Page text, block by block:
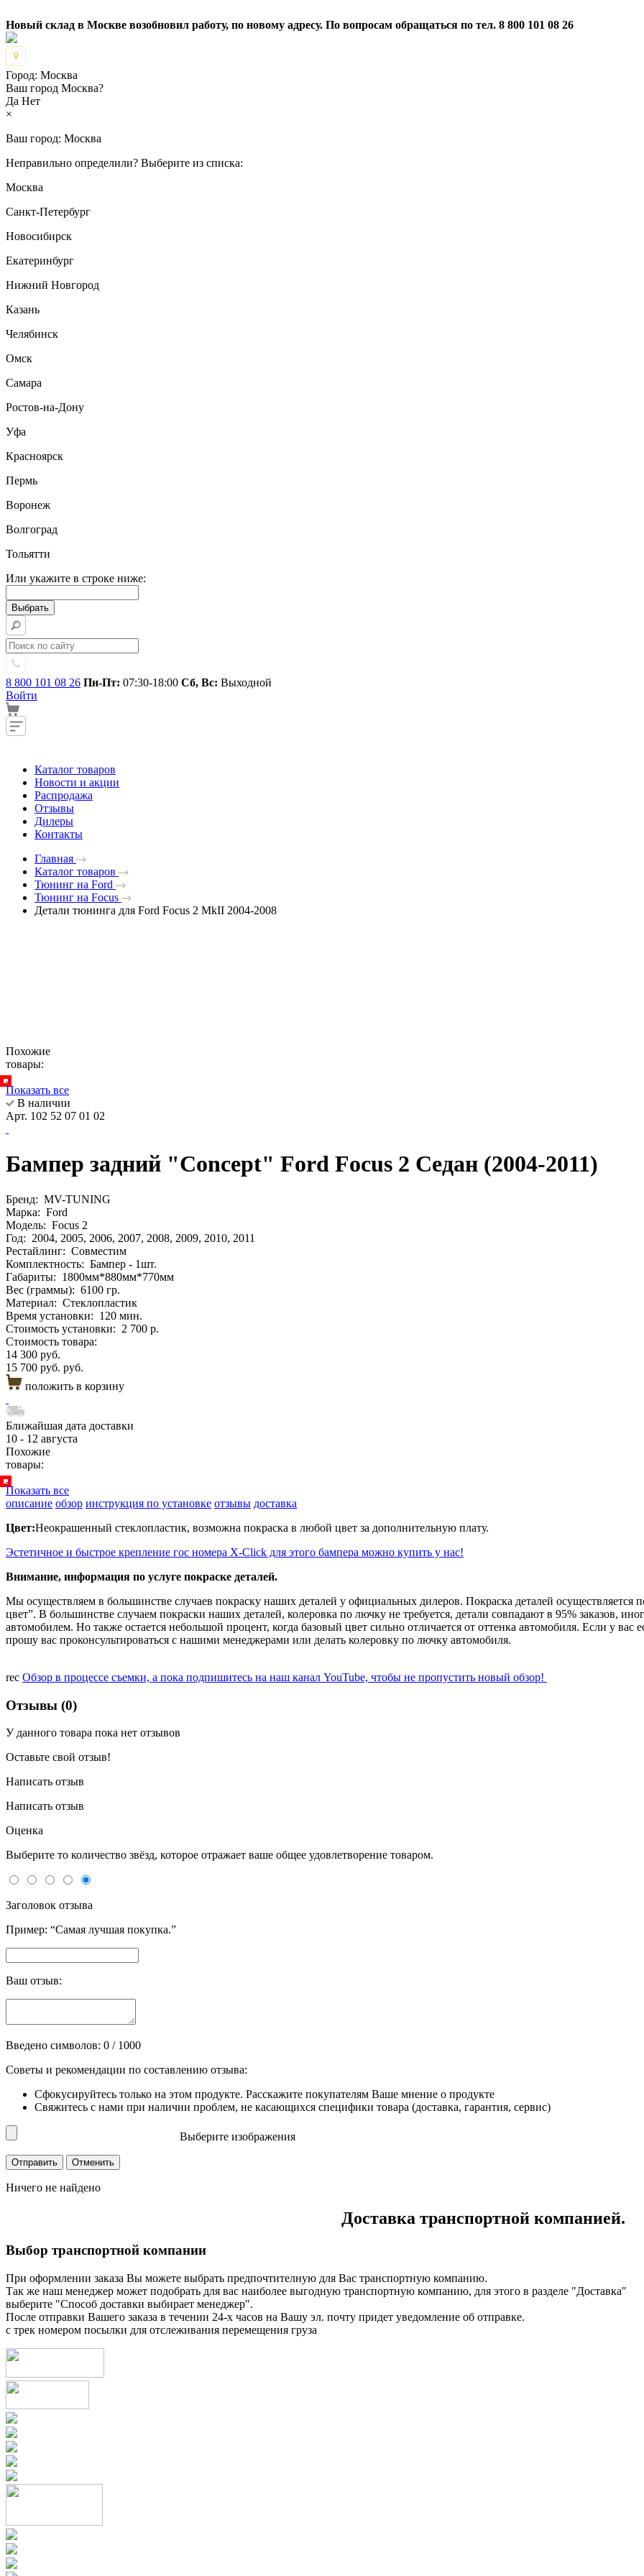
Новый склад в Москве возобновил работу, по новому адресу. По вопросам обращаться по тел. 8 800 101 08 26
Город: Москва
Ваш город Москва?
Да Нет
×
Ваш город: Москва
Неправильно определили? Выберите из списка:
Москва
Санкт-Петербург
Новосибирск
Екатеринбург
Нижний Новгород
Казань
Челябинск
Омск
Самара
Ростов-на-Дону
Уфа
Красноярск
Пермь
Воронеж
Волгоград
Тольятти
Или укажите в строке ниже:
8 800 101 08 26 Пн-Пт: 07:30-18:00 Сб, Вс: Выходной
Войти
Каталог товаров
Новости и акции
Распродажа
Отзывы
Дилеры
Контакты
Главная
Каталог товаров
Тюнинг на Ford
Тюнинг на Focus
Детали тюнинга для Ford Focus 2 MkII 2004-2008
Похожие
товары:
Показать все
В наличии
Арт. 102 52 07 01 02
Бампер задний "Concept" Ford Focus 2 Седан (2004-2011)
Бренд: MV-TUNING
Марка: Ford
Модель: Focus 2
Год: 2004, 2005, 2006, 2007, 2008, 2009, 2010, 2011
Рестайлинг: Совместим
Комплектность: Бампер - 1шт.
Габариты: 1800мм*880мм*770мм
Вес (граммы): 6100 гр.
Материал: Стеклопластик
Время установки: 120 мин.
Стоимость установки: 2 700 р.
Стоимость товара:
14 300 руб.
15 700 руб. руб.
положить в корзину
Ближайшая дата доставки
10 - 12 августа
Похожие
товары:
Показать все
описание обзор инструкция по установке отзывы доставка
Цвет:Неокрашенный стеклопластик, возможна покраска в любой цвет за дополнительную плату.
Эстетичное и быстрое крепление гос номера X-Click для этого бампера можно купить у нас!
Внимание, информация по услуге покраске деталей.
Мы осуществляем в большинстве случаев покраску наших деталей у официальных дилеров. Покраска деталей осуществляется
цвет”. В большинстве случаем покраски наших деталей, колеровка по лючку не требуется, детали совпадают в 95% заказов,
автомобилем. Но также остается небольшой процент, когда базовый цвет сильно отличается от оттенка автомобиля. Если у
прошу вас проконсультироваться с нашими менеджерами или делать колеровку по лючку автомобиля.
rec Обзор в процессе съемки, а пока подпишитесь на наш канал YouTube, чтобы не пропустить новый обзор!
Отзывы (0)
У данного товара пока нет отзывов
Оставьте свой отзыв!
Написать отзыв
Написать отзыв
Оценка
Выберите то количество звёзд, которое отражает ваше общее удовлетворение товаром.
Заголовок отзыва
Пример: “Самая лучшая покупка.”
Ваш отзыв:
Введено символов: 0 / 1000
Советы и рекомендации по составлению отзыва:
Сфокусируйтесь только на этом продукте. Расскажите покупателям Ваше мнение о продукте
Свяжитесь с нами при наличии проблем, не касающихся специфики товара (доставка, гарантия, сервис)
Выберите изображения
Ничего не найдено
Доставка транспортной компанией.
Выбор транспортной компании
При оформлении заказа Вы можете выбрать предпочтителную для Вас транспортную компанию.
Так же наш менеджер может подобрать для вас наиболее выгодную транспортную компанию, для этого в разделе "Доставка"
выберите "Способ доставки выбирает менеджер".
После отправки Вашего заказа в течении 24-х часов на Вашу эл. почту придет уведомление об отправке.
с трек номером посылки для отслеживания перемещения груза